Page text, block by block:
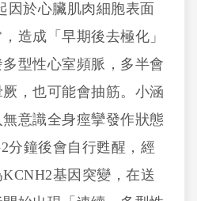
因於心臟肌肉細胞表面
造成「早期後去極化」
型性心室頻脈，多半會
，也可能會抽筋。小涵
意識全身痙攣發作狀態
分鐘後會自行甦醒，經
基因突變，在送